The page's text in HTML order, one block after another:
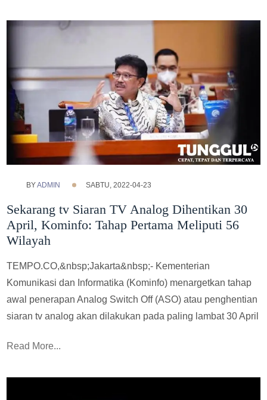
BYADMIN SABTU, 2022-04-23
Sekarang tv Siaran TV Analog Dihentikan 30
April, Kominfo: Tahap Pertama Meliputi 56
Wilayah
TEMPO.CO,&nbsp;Jakarta&nbsp;- Kementerian
Komunikasi dan Informatika (Kominfo) menargetkan tahap
awal penerapan Analog Switch Off (ASO) atau penghentian
siaran tv analog akan dilakukan pada paling lambat 30 April
Read More...